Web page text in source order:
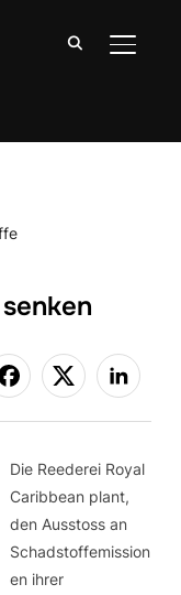
Die Reederei Royal
Caribbean plant,
den Ausstoss an
Schadstoffemission
en ihrer